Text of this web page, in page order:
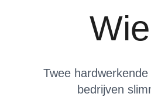
Web platformen op
Twee
bedrijven